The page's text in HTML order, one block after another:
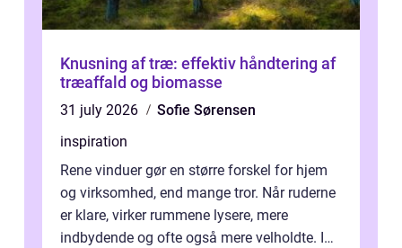
Knusning af træ: effektiv håndtering af
træaffald og biomasse
31 july 2026
Sofie Sørensen
inspiration
Rene vinduer gør en større forskel for hjem
og virksomhed, end mange tror. Når ruderne
er klare, virker rummene lysere, mere
indbydende og ofte også mere velholdte. I